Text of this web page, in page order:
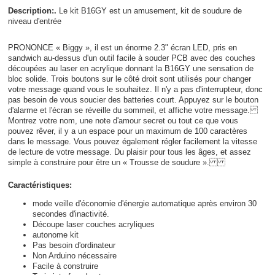
Description:. Le kit B16GY est un amusement, kit de soudure de
niveau d'entrée
PRONONCE « Biggy », il est un énorme 2.3" écran LED, pris en
sandwich au-dessus d'un outil facile à souder PCB avec des couches
découpées au laser en acrylique donnant la B16GY une sensation de
bloc solide. Trois boutons sur le côté droit sont utilisés pour changer
votre message quand vous le souhaitez. Il n'y a pas d'interrupteur, donc
pas besoin de vous soucier des batteries court. Appuyez sur le bouton
d'alarme et l'écran se réveille du sommeil, et affiche votre message.
Montrez votre nom, une note d'amour secret ou tout ce que vous
pouvez rêver, il y a un espace pour un maximum de 100 caractères
dans le message. Vous pouvez également régler facilement la vitesse
de lecture de votre message. Du plaisir pour tous les âges, et assez
simple à construire pour être un « Trousse de soudure ».
Caractéristiques:
mode veille d'économie d'énergie automatique après environ 30
secondes d'inactivité.
Découpe laser couches acryliques
autonome kit
Pas besoin d'ordinateur
Non Arduino nécessaire
Facile à construire